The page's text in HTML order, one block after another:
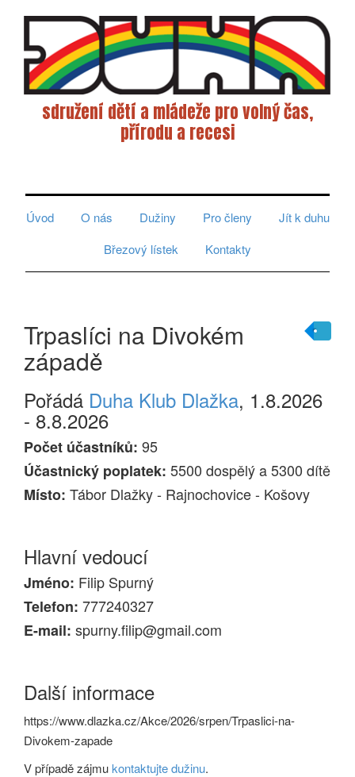
sdružení dětí a mládeže pro volný čas,
přírodu a recesi
Úvod
O nás Dužiny Pro členy
Jít k duhu
Březový lístek
Kontakty
Trpaslíci na Divokém
západě
Pořádá Duha Klub Dlažka, 1.8.2026
- 8.8.2026
Počet účastníků: 95
Účastnický poplatek: 5500 dospělý a 5300 dítě
Místo: Tábor Dlažky - Rajnochovice - Košovy
Hlavní vedoucí
Jméno: Filip Spurný
Telefon: 777240327
E-mail: spurny.filip@gmail.com
Další informace
https://www.dlazka.cz/Akce/2026/srpen/Trpaslici-na-
Divokem-zapade
V případě zájmukontaktujte dužinu.